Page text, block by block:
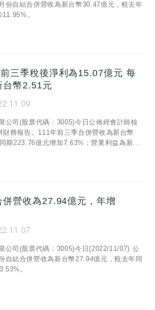
份自結合併營收為新台幣30.47億元，較去年
。
三季稅後淨利為15.07億元 每
台幣2.51元
公司(股票代碼：3005)今日公佈經會計師核
財務報告。111年前三季合併營收為新台幣
期223.76億元增加7.63%；營業利益為新...
併營收為27.94億元，年增
公司(股票代碼：3005)今日(2022/11/07) 公
自結合併營收為新台幣27.94億元，較去年同
。